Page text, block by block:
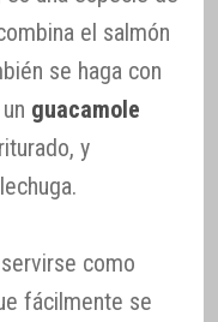
el salmón
se haga con
guacamole
y
como
fácilmente se